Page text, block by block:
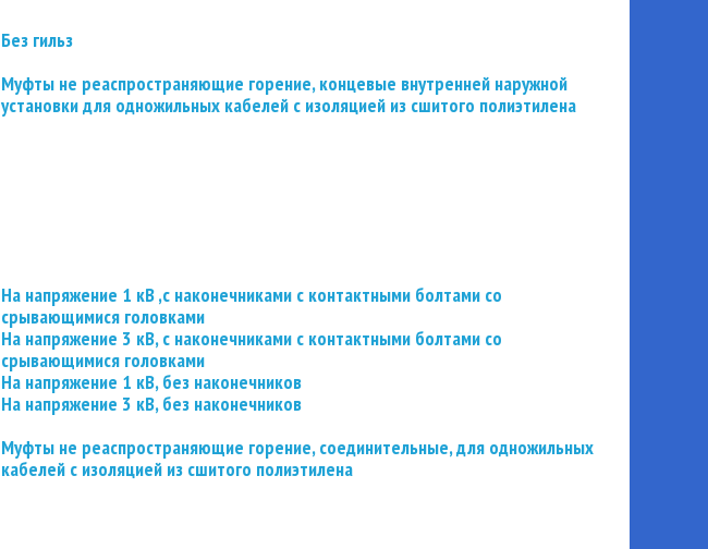
Без гильз
Муфты не реаспространяющие горение, концевые внутренней наружной
установки для одножильных кабелей с изоляцией из сшитого полиэтилена
На напряжение 1 кВ ,с наконечниками с контактными болтами со
срывающимися головками
На напряжение 3 кВ, с наконечниками с контактными болтами со
срывающимися головками
На напряжение 1 кВ, без наконечников
На напряжение 3 кВ, без наконечников
Муфты не реаспространяющие горение, соединительные, для одножильных
кабелей с изоляцией из сшитого полиэтилена